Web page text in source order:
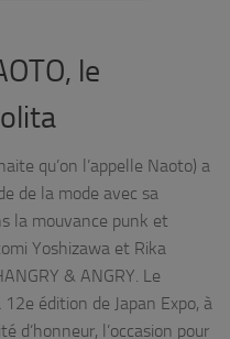
le
qu’on l’appelle Naoto) a
de la mode avec sa
la mouvance punk et
Yoshizawa et Rika
& ANGRY. Le
édition de Japan Expo, à
d’honneur, l’occasion pour